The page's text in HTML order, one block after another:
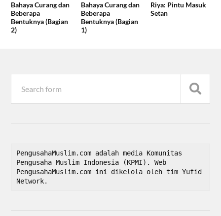
Bahaya Curang dan
Beberapa
Bentuknya (Bagian
2)
Bahaya Curang dan
Beberapa
Bentuknya (Bagian
1)
Riya: Pintu Masuk
Setan
PengusahaMuslim.com adalah media Komunitas
Pengusaha Muslim Indonesia (KPMI). Web
PengusahaMuslim.com ini dikelola oleh tim Yufid
Network.